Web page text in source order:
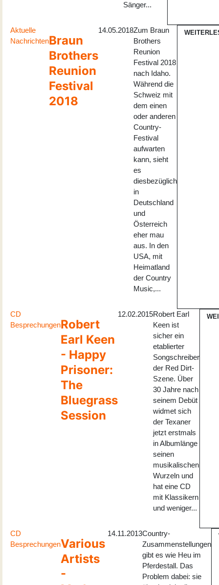
Sänger...
Aktuelle
NachrichtenBraun
Brothers
Reunion
Festival
2018
14.05.2018Zum Braun
Brothers
Reunion
Festival 2018
nach Idaho.
Während die
Schweiz mit
dem einen
oder anderen
Country-
Festival
aufwarten
kann, sieht
es
diesbezüglich
in
Deutschland
und
Österreich
eher mau
aus. In den
USA, mit
Heimatland
der Country
Music,...
CD
BesprechungenRobert
Earl Keen
- Happy
Prisoner:
The
Bluegrass
Session
12.02.2015Robert Earl
Keen ist
sicher ein
etablierter
Songschreiber
der Red Dirt-
Szene. Über
30 Jahre nach
seinem Debüt
widmet sich
der Texaner
jetzt erstmals
in Albumlänge
seinen
musikalischen
Wurzeln und
hat eine CD
mit Klassikern
und weniger...
CD
BesprechungenVarious
Artists
-
14.11.2013Country-
Zusammenstellungen
gibt es wie Heu im
Pferdestall. Das
Problem dabei: sie